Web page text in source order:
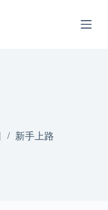
新手上路